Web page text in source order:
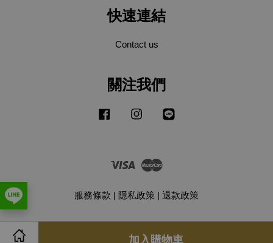
加入購物車
快速連結
Contact us
關注我們
Facebook Instagram
Visa
服務條款 | 隱私政策 | 退款政策